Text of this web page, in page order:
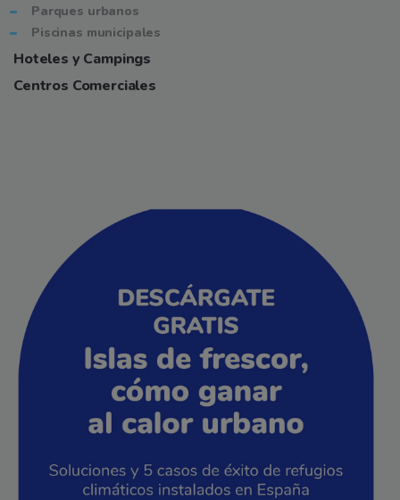
Parques urbanos
Piscinas municipales
Hoteles y Campings
Centros Comerciales